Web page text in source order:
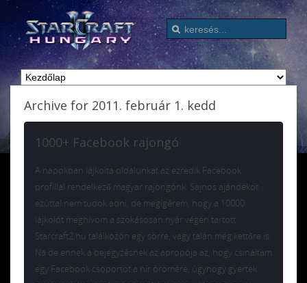
Archive for 2011. február 1. kedd
1000+ Facebook rajongó
A napokban lájkolta oldalunkat az ezredik Facebook
profillal rendelkező magyar rajongónk. Sajnos ajándékot
ezúttal nem tudok adni, de megígérem, hogy a 10000.
lájkolót meghívom a szokásosan nyár végén tartott
Starcraft2.hu találkozón egy sörre, vagy talán még kettőre is.
Na de ennek a bejegyzésnek az apropója az, hogy csináltam
egy Facebook csoportot a hír örömére, úgyhogy gyertek